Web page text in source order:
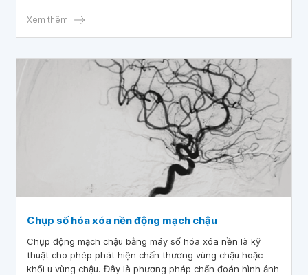
Xem thêm
Chụp số hóa xóa nền động mạch chậu
Chụp động mạch chậu bằng máy số hóa xóa nền là kỹ
thuật cho phép phát hiện chấn thương vùng chậu hoặc
khối u vùng chậu. Đây là phương pháp chẩn đoán hình ảnh